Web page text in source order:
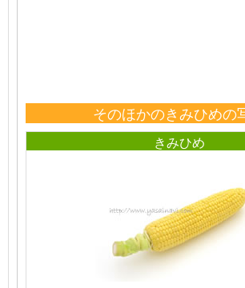
そのほかのきみひめの
きみひめ